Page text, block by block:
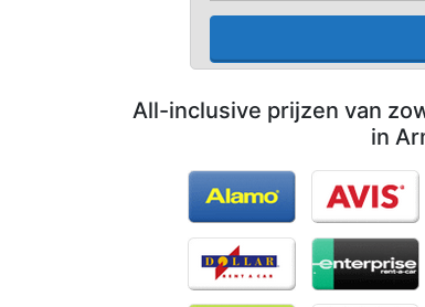
All-inclusive prijzen van
in